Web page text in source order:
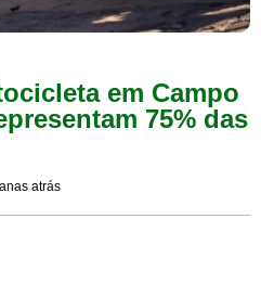
em Campo
75% das
atrás